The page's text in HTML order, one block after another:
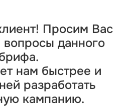
Просим Вас
вопросы данного
нам быстрее и
разработать
кампанию.